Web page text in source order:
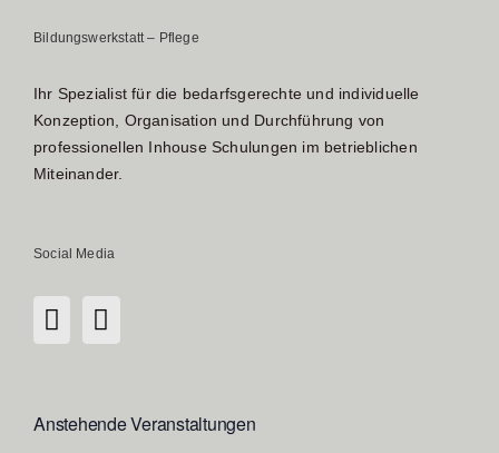
Bildungswerkstatt – Pflege
Ihr Spezialist für die bedarfsgerechte und individuelle
Konzeption, Organisation und Durchführung von
professionellen Inhouse Schulungen im betrieblichen
Miteinander.
Social Media
Anstehende Veranstaltungen